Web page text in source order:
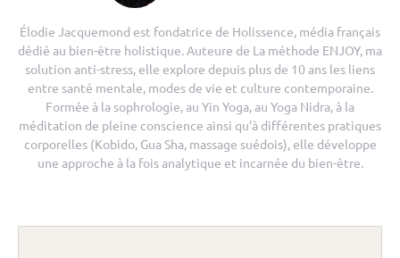
Élodie Jacquemond est fondatrice de Holissence, média français
dédié au bien-être holistique. Auteure de La méthode ENJOY, ma
solution anti-stress, elle explore depuis plus de 10 ans les liens
entre santé mentale, modes de vie et culture contemporaine.
Formée à la sophrologie, au Yin Yoga, au Yoga Nidra, à la
méditation de pleine conscience ainsi qu’à différentes pratiques
corporelles (Kobido, Gua Sha, massage suédois), elle développe
une approche à la fois analytique et incarnée du bien-être.